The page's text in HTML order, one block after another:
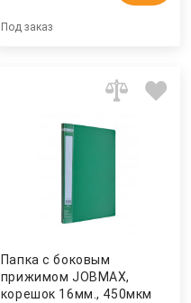
Под заказ
Папка с боковым
прижимом JOBMAX,
корешок 16мм., 450мкм